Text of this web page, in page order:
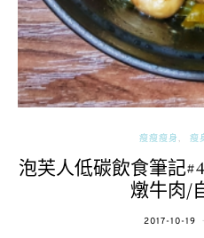
瘦瘦瘦身 瘦
泡芙人低碳飲食筆記
燉牛肉/
POSTED
2017-10-19